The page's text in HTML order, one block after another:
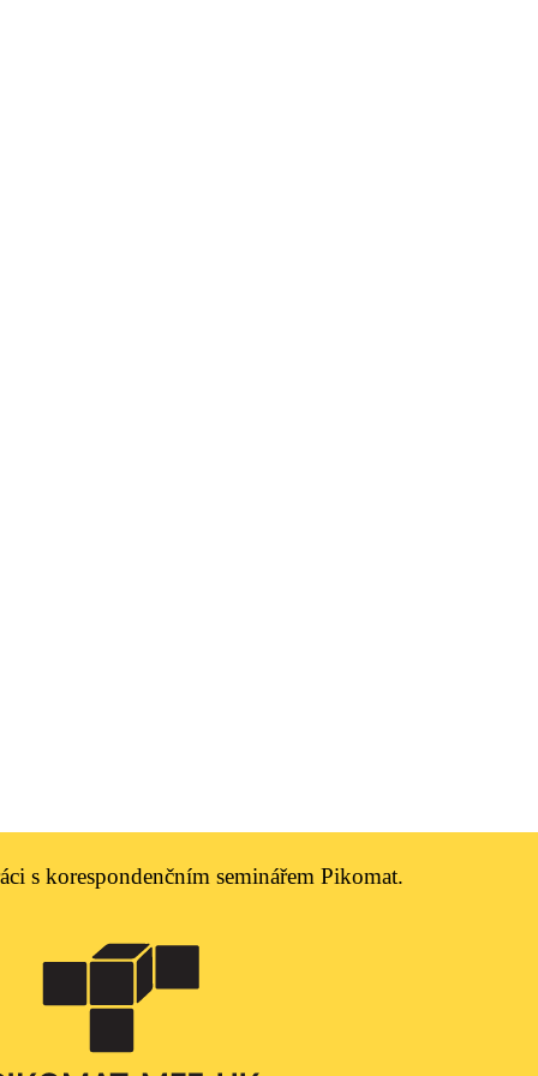
s korespondenčním seminářem Pikomat.